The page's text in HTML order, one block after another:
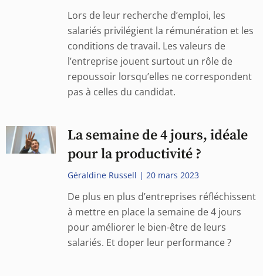
Lors de leur recherche d’emploi, les
salariés privilégient la rémunération et les
conditions de travail. Les valeurs de
l’entreprise jouent surtout un rôle de
repoussoir lorsqu’elles ne correspondent
pas à celles du candidat.
La semaine de 4 jours, idéale
pour la productivité ?
Géraldine Russell 20 mars 2023
De plus en plus d’entreprises réfléchissent
à mettre en place la semaine de 4 jours
pour améliorer le bien-être de leurs
salariés. Et doper leur performance ?